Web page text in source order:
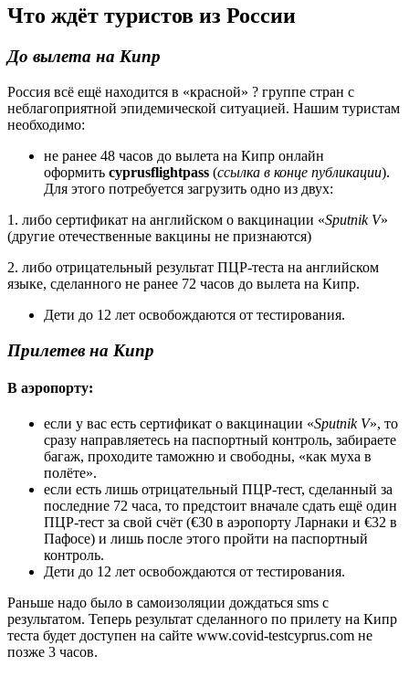
Что ждëт туристов из России
До вылета на Кипр
Россия всë ещё находится в «красной» ? группе стран с
неблагоприятной эпидемической ситуацией. Нашим туристам
необходимо:
не ранее 48 часов до вылета на Кипр онлайн
оформить cyprusflightpass (ссылка в конце публикации).
Для этого потребуется загрузить одно из двух:
1. либо сертификат на английском о вакцинации «Sputnik V»
(другие отечественные вакцины не признаются)
2. либо отрицательный результат ПЦР-теста на английском
языке, сделанного не ранее 72 часов до вылета на Кипр.
Дети до 12 лет освобождаются от тестирования.
Прилетев на Кипр
В аэропорту:
если у вас есть сертификат о вакцинации «Sputnik V», то
сразу направляетесь на паспортный контроль, забираете
багаж, проходите таможню и свободны, «как муха в
полëте».
если есть лишь отрицательный ПЦР-тест, сделанный за
последние 72 часа, то предстоит вначале сдать ещë один
ПЦР-тест за свой счëт (€30 в аэропорту Ларнаки и €32 в
Пафосе) и лишь после этого пройти на паспортный
контроль.
Дети до 12 лет освобождаются от тестирования.
Раньше надо было в самоизоляции дождаться sms c
результатом. Теперь результат сделанного по прилету на Кипр
теста будет доступен на сайте www.covid-testcyprus.com не
позже 3 часов.